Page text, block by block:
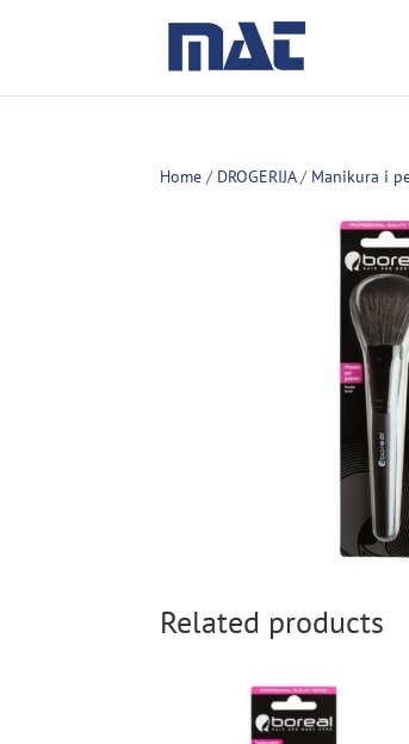
Home / DROGERIJA/ Manikura i
Related products